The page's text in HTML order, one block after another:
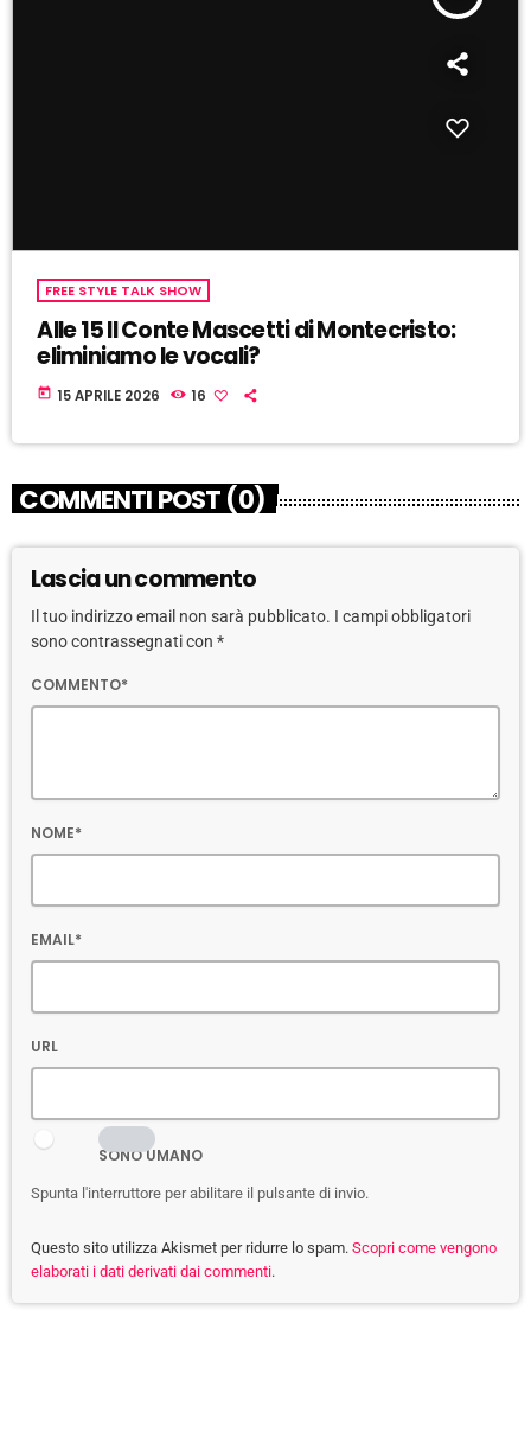
FREE STYLE TALK SHOW
Alle 15 Il Conte Mascetti di Montecristo:
eliminiamo le vocali?
today 15 APRILE 2026 16
COMMENTI POST (0)
Lascia un commento
Il tuo indirizzo email non sarà pubblicato. I campi obbligatori
sono contrassegnati con *
COMMENTO*
NOME*
EMAIL*
URL
SONO UMANO
Spunta l'interruttore per abilitare il pulsante di invio.
Questo sito utilizza Akismet per ridurre lo spam. Scopri come vengono
elaborati i dati derivati dai commenti.